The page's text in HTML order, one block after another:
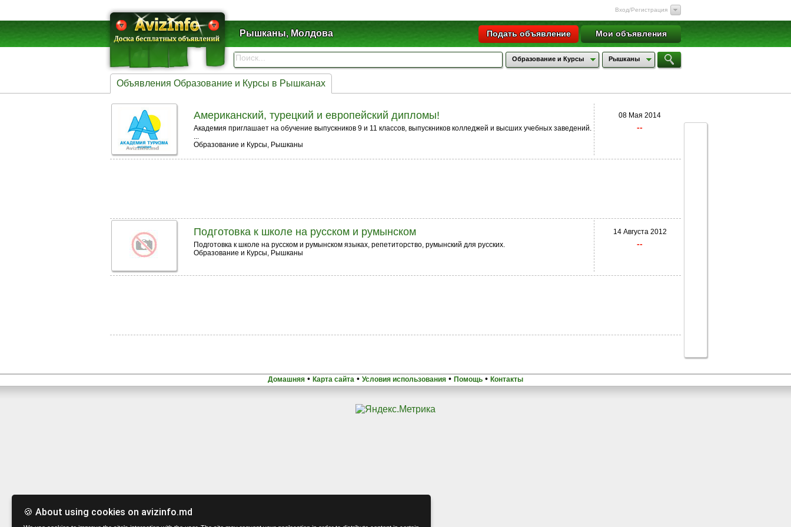
Вход/Регистрация
Рышканы, Молдова Мои объявления
Подать объявление
Образование и Курсы Рышканы
Объявления Образование и Курсы в Рышканах
Американский, турецкий и европейский дипломы!
Академия приглашает на обучение выпускников 9 и 11 классов, выпускников колледжей и высших учебных заведений.
...
Образование и Курсы, Рышканы
08 Мая 2014
--
Подготовка к школе на русском и румынском
Подготовка к школе на русском и румынском языках, репетиторство, румынский для русских.
Образование и Курсы, Рышканы
14 Августа 2012
--
Домашняя • Карта сайта • Условия использования • Помощь • Контакты
🍪 About using cookies on avizinfo.md